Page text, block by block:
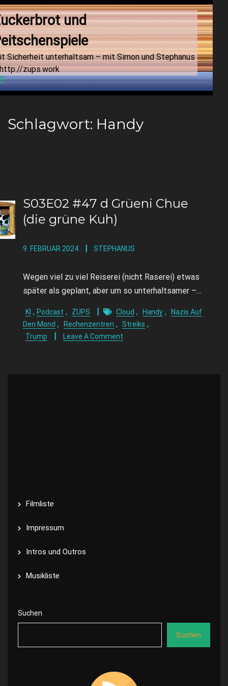
und
Sicherheit unterhaltsam – mit Simon und Stephanus
zups.work
Schlagwort: Handy
S03E02 #47 d Grüeni Chue
(die grüne Kuh)
9. FEBRUAR 2024 STEPHANUS
Wegen viel zu viel Reiserei (nicht Raserei) etwas
später als geplant, aber um so unterhaltsamer –…
KI , Podcast , ZUPS Cloud , Handy ,
Nazis Auf
Den Mond , Rechenzentren , Streiks ,
Trump Leave A Comment
Filmliste
Impressum
Intros und Outros
Musikliste
Suchen
Suchen